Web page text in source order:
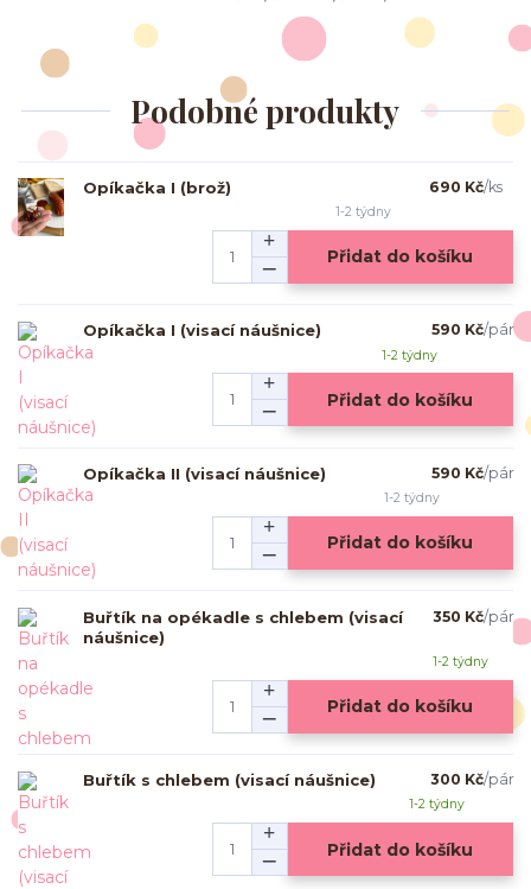
Podobné produkty
Opíkačka I (brož) 690 Kč/ks
1-2 týdny
Přidat do košíku
Opíkačka I (visací náušnice) 590 Kč/pár
1-2 týdny
Přidat do košíku
Opíkačka II (visací náušnice) 590 Kč/pár
1-2 týdny
Přidat do košíku
Buřtík na opékadle s chlebem (visací
náušnice)
350 Kč/pár
1-2 týdny
Přidat do košíku
Buřtík s chlebem (visací náušnice) 300 Kč/pár
1-2 týdny
Přidat do košíku